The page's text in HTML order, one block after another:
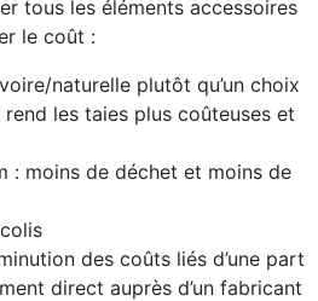
tous les éléments accessoires
le coût :
naturelle plutôt qu’un choix
les taies plus coûteuses et
: moins de déchet et moins de
des coûts liés d’une part
direct auprès d’un fabricant